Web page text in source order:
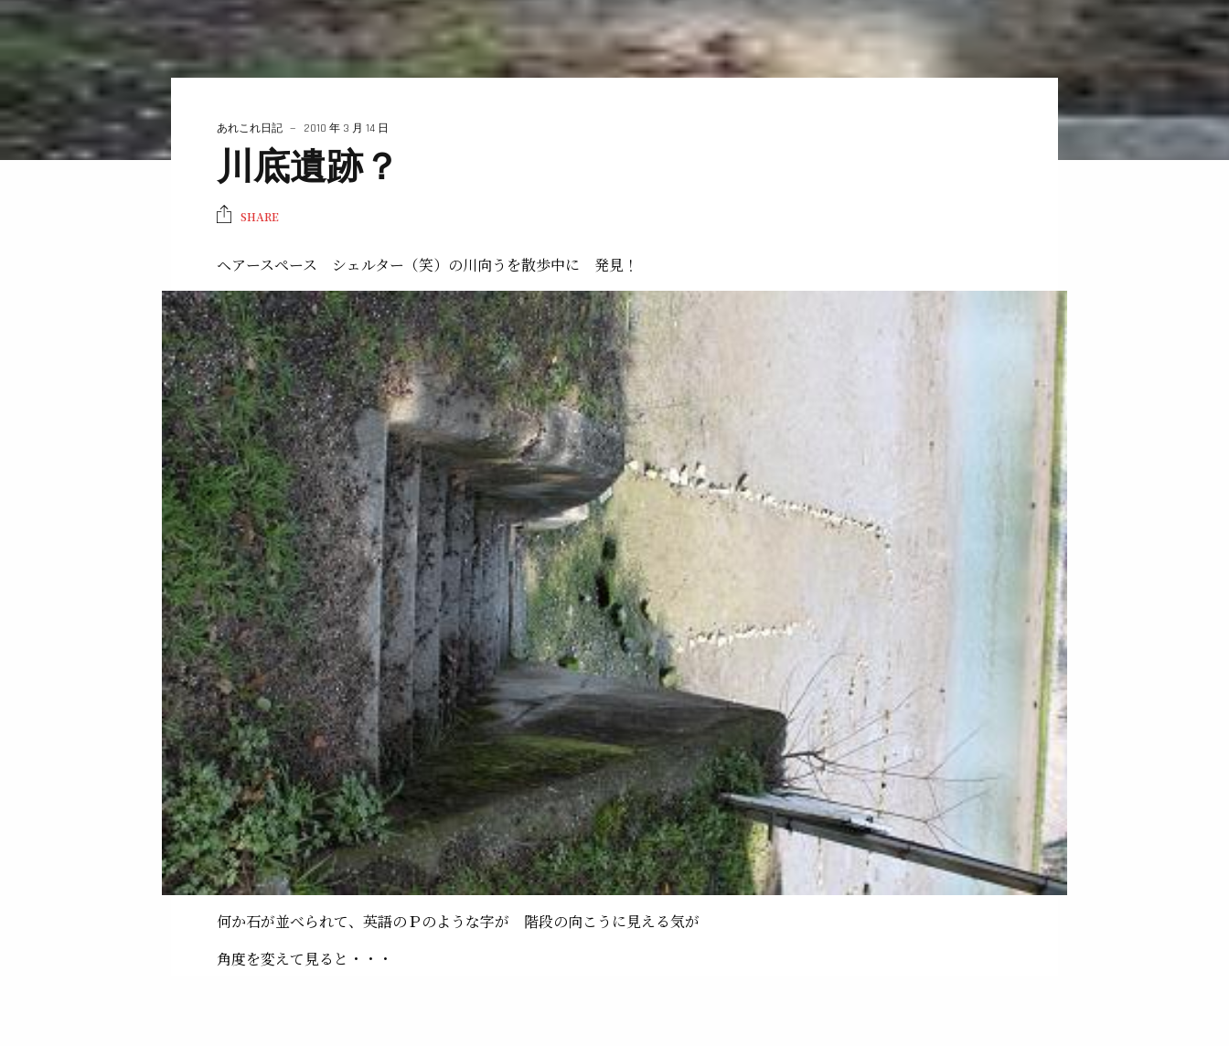
あれこれ日記 2010 年 3 月 14 日
川底遺跡？
SHARE
ヘアースペース シェルター（笑）の川向うを散歩中に 発見！
何か石が並べられて、英語のＰのような字が 階段の向こうに見える気が
角度を変えて見ると・・・